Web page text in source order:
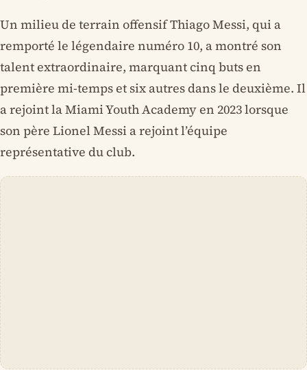
Un milieu de terrain offensif Thiago Messi, qui a
remporté le légendaire numéro 10, a montré son
talent extraordinaire, marquant cinq buts en
première mi-temps et six autres dans le deuxième. Il
a rejoint la Miami Youth Academy en 2023 lorsque
son père Lionel Messi a rejoint l’équipe
représentative du club.